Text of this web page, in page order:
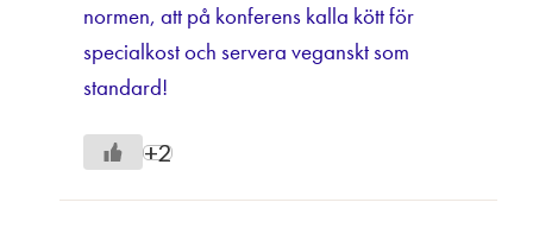
normen, att på konferens kalla kött för
specialkost och servera veganskt som
standard!
+2